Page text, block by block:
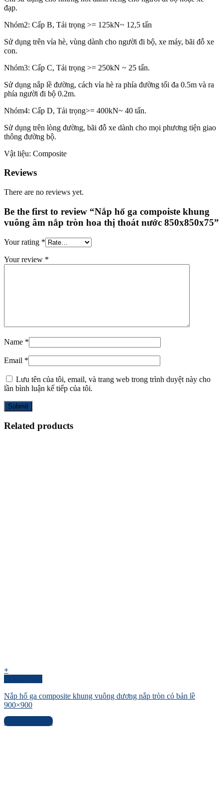
đạp.
Nhóm2: Cấp B, Tải trọng >= 125kN~ 12,5 tấn
Sử dụng trên vỉa hè, vùng dành cho người đi bộ, xe máy, bãi đỗ xe
con.
Nhóm3: Cấp C, Tải trọng >= 250kN ~ 25 tấn.
Sử dụng nắp lề đường, cách vỉa hè ra phía đường tối đa 0.5m và ra
phía người đi bộ 0.2m.
Nhóm4: Cấp D, Tải trọng>= 400kN~ 40 tấn.
Sử dụng trên lòng đường, bãi đỗ xe dành cho mọi phương tiện giao
thông đường bộ.
Vật liệu: Composite
Reviews
There are no reviews yet.
Be the first to review “Nắp hố ga compoiste khung
vuông âm nắp tròn hoa thị thoát nước 850x850x75”
Your rating *
Your review *
Name *
Email *
Lưu tên của tôi, email, và trang web trong trình duyệt này cho
lần bình luận kế tiếp của tôi.
Related products
+
Nắp hố ga composite khung vuông dương nắp tròn có bản lề
900×900
Liên hệ báo giá